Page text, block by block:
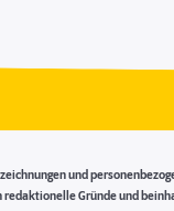
und
Gründe und